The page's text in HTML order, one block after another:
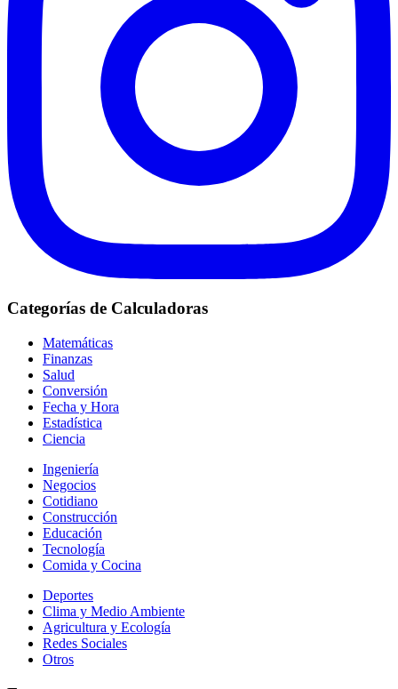
Categorías de Calculadoras
Matemáticas
Finanzas
Salud
Conversión
Fecha y Hora
Estadística
Ciencia
Ingeniería
Negocios
Cotidiano
Construcción
Educación
Tecnología
Comida y Cocina
Deportes
Clima y Medio Ambiente
Agricultura y Ecología
Redes Sociales
Otros